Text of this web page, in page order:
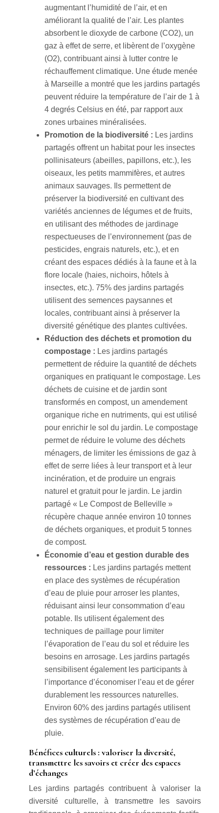
augmentant l’humidité de l’air, et en
améliorant la qualité de l’air. Les plantes
absorbent le dioxyde de carbone (CO2), un
gaz à effet de serre, et libèrent de l’oxygène
(O2), contribuant ainsi à lutter contre le
réchauffement climatique. Une étude menée
à Marseille a montré que les jardins partagés
peuvent réduire la température de l’air de 1 à
4 degrés Celsius en été, par rapport aux
zones urbaines minéralisées.
Promotion de la biodiversité : Les jardins
partagés offrent un habitat pour les insectes
pollinisateurs (abeilles, papillons, etc.), les
oiseaux, les petits mammifères, et autres
animaux sauvages. Ils permettent de
préserver la biodiversité en cultivant des
variétés anciennes de légumes et de fruits,
en utilisant des méthodes de jardinage
respectueuses de l’environnement (pas de
pesticides, engrais naturels, etc.), et en
créant des espaces dédiés à la faune et à la
flore locale (haies, nichoirs, hôtels à
insectes, etc.). 75% des jardins partagés
utilisent des semences paysannes et
locales, contribuant ainsi à préserver la
diversité génétique des plantes cultivées.
Réduction des déchets et promotion du
compostage : Les jardins partagés
permettent de réduire la quantité de déchets
organiques en pratiquant le compostage. Les
déchets de cuisine et de jardin sont
transformés en compost, un amendement
organique riche en nutriments, qui est utilisé
pour enrichir le sol du jardin. Le compostage
permet de réduire le volume des déchets
ménagers, de limiter les émissions de gaz à
effet de serre liées à leur transport et à leur
incinération, et de produire un engrais
naturel et gratuit pour le jardin. Le jardin
partagé « Le Compost de Belleville »
récupère chaque année environ 10 tonnes
de déchets organiques, et produit 5 tonnes
de compost.
Économie d’eau et gestion durable des
ressources : Les jardins partagés mettent
en place des systèmes de récupération
d’eau de pluie pour arroser les plantes,
réduisant ainsi leur consommation d’eau
potable. Ils utilisent également des
techniques de paillage pour limiter
l’évaporation de l’eau du sol et réduire les
besoins en arrosage. Les jardins partagés
sensibilisent également les participants à
l’importance d’économiser l’eau et de gérer
durablement les ressources naturelles.
Environ 60% des jardins partagés utilisent
des systèmes de récupération d’eau de
pluie.
Bénéfices culturels : valoriser la diversité,
transmettre les savoirs et créer des espaces
d’échanges
Les jardins partagés contribuent à valoriser la
diversité culturelle, à transmettre les savoirs